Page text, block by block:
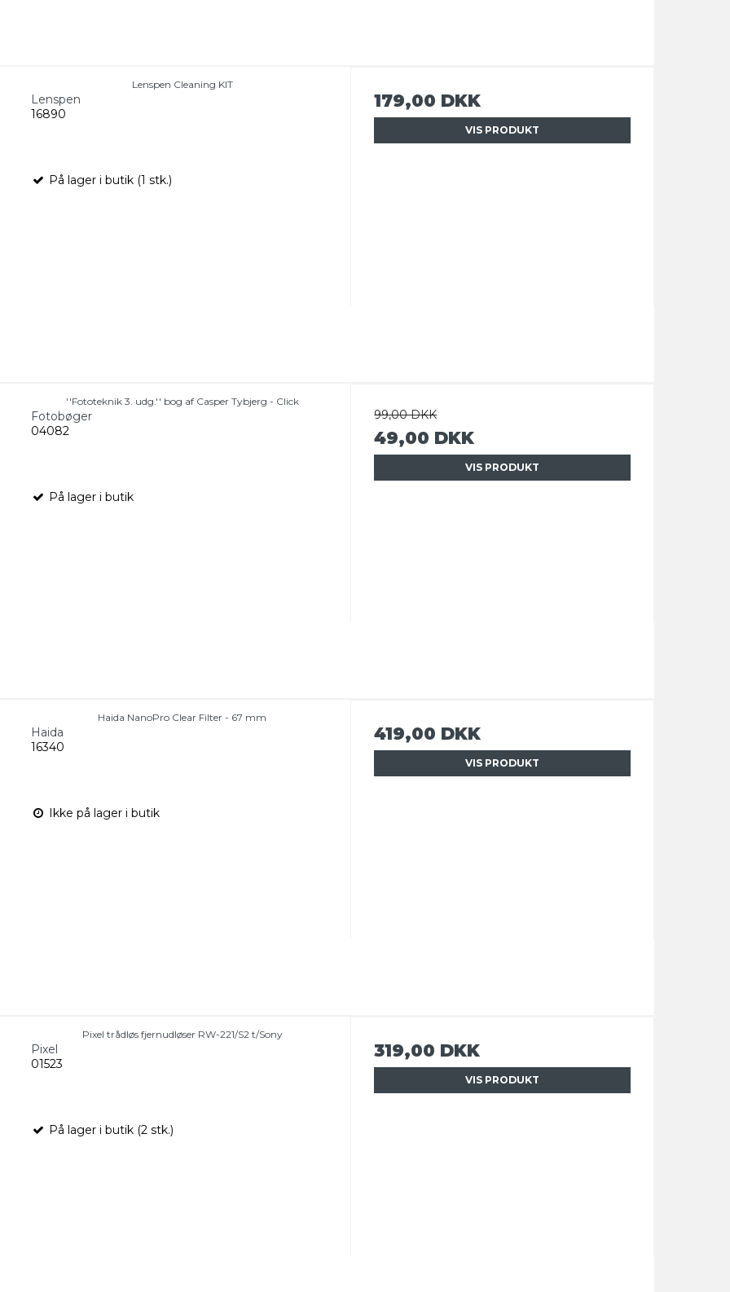
Lenspen Cleaning KIT
Lenspen
16890
På lager i butik (1 stk.)
179,00 DKK
VIS PRODUKT
''Fototeknik 3. udg.'' bog af Casper Tybjerg - Click
Fotobøger
04082
På lager i butik
99,00 DKK
49,00 DKK
VIS PRODUKT
Haida NanoPro Clear Filter - 67 mm
Haida
16340
Ikke på lager i butik
419,00 DKK
VIS PRODUKT
Pixel trådløs fjernudløser RW-221/S2 t/Sony
Pixel
01523
På lager i butik (2 stk.)
319,00 DKK
VIS PRODUKT